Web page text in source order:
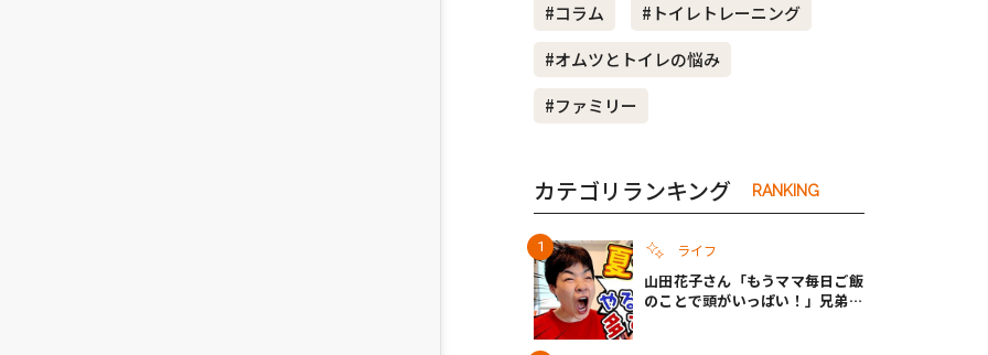
#コラム
#トイレトレーニング
#オムツとトイレの悩み
#ファミリー
カテゴリランキング RANKING
ライフ
山田花子さん「もうママ毎日ご飯
のことで頭がいっぱい！」兄弟夏